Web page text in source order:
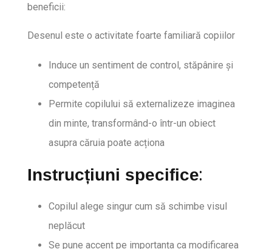
beneficii:
Desenul este o activitate foarte familiară copiilor
Induce un sentiment de control, stăpânire și
competență
Permite copilului să externalizeze imaginea
din minte, transformând-o într-un obiect
asupra căruia poate acționa
Instrucțiuni specifice:
Copilul alege singur cum să schimbe visul
neplăcut
Se pune accent pe importanța ca modificarea